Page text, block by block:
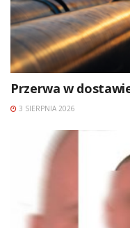
Przerwa w
3 SIERPNIA 2026